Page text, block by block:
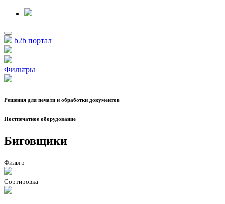
b2b портал
Фильтры
Решения для печати и обработки документов
Постпечатное оборудование
Биговщики
Фильтр
Сортировка